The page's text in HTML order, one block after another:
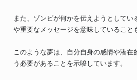
また、ゾンビが何かを伝えようとして
や重要なメッセージを意味していること
このような夢は、自分自身の感情や潜
う必要があることを示唆しています。